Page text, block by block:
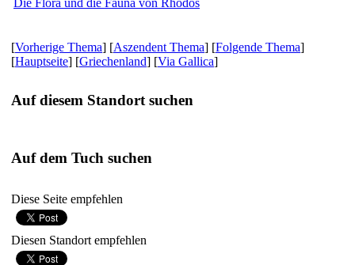
[Vorherige Thema] [Aszendent Thema] [Folgende Thema]
[Hauptseite] [Griechenland] [Via Gallica]
Auf diesem Standort suchen
Auf dem Tuch suchen
Diese Seite empfehlen
Diesen Standort empfehlen